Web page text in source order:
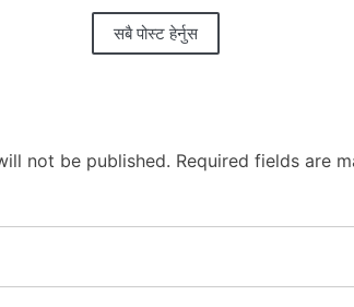
सबै पोस्ट हेर्नुस
not be published. Required fields are